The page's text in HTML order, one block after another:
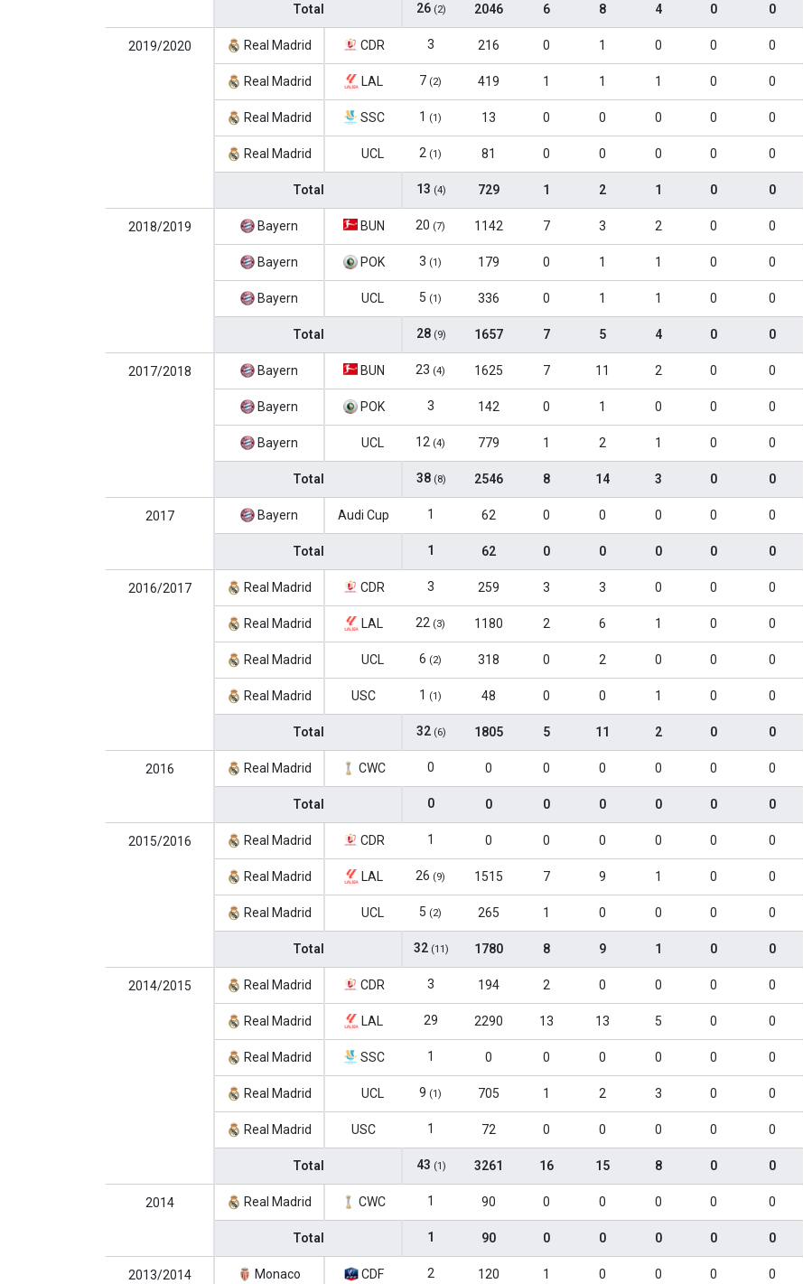
Total 26 (2) 2046 6 8 4 0 0
2019/2020 Real Madrid CDR 3 216 0 1 0 0 0
Real Madrid LAL 7 (2) 419 1 1 1 0 0
Real Madrid SSC 1 (1) 13 0 0 0 0 0
Real Madrid UCL 2 (1) 81 0 0 0 0 0
Total 13 (4) 729 1 2 1 0 0
2018/2019 Bayern BUN 20 (7) 1142 7 3 2 0 0
Bayern POK 3 (1) 179 0 1 1 0 0
Bayern UCL 5 (1) 336 0 1 1 0 0
Total 28 (9) 1657 7 5 4 0 0
2017/2018 Bayern BUN 23 (4) 1625 7 11 2 0 0
Bayern POK 3 142 0 1 0 0 0
Bayern UCL 12 (4) 779 1 2 1 0 0
Total 38 (8) 2546 8 14 3 0 0
2017 Bayern Audi Cup 1 62 0 0 0 0 0
Total 1 62 0 0 0 0 0
2016/2017 Real Madrid CDR 3 259 3 3 0 0 0
Real Madrid LAL 22 (3) 1180 2 6 1 0 0
Real Madrid UCL 6 (2) 318 0 2 0 0 0
Real Madrid USC 1 (1) 48 0 0 1 0 0
Total 32 (6) 1805 5 11 2 0 0
2016 Real Madrid CWC 0 0 0 0 0 0 0
Total 0 0 0 0 0 0 0
2015/2016 Real Madrid CDR 1 0 0 0 0 0 0
Real Madrid LAL 26 (9) 1515 7 9 1 0 0
Real Madrid UCL 5 (2) 265 1 0 0 0 0
Total 32 (11) 1780 8 9 1 0 0
2014/2015 Real Madrid CDR 3 194 2 0 0 0 0
Real Madrid LAL 29 2290 13 13 5 0 0
Real Madrid SSC 1 0 0 0 0 0 0
Real Madrid UCL 9 (1) 705 1 2 3 0 0
Real Madrid USC 1 72 0 0 0 0 0
Total 43 (1) 3261 16 15 8 0 0
2014 Real Madrid CWC 1 90 0 0 0 0 0
Total 1 90 0 0 0 0 0
2013/2014 Monaco CDF 2 120 1 0 0 0 0